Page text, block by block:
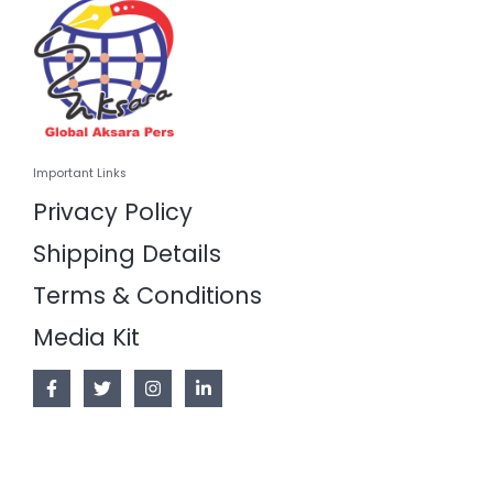
Important Links
Privacy Policy
Shipping Details
Terms & Conditions
Media Kit